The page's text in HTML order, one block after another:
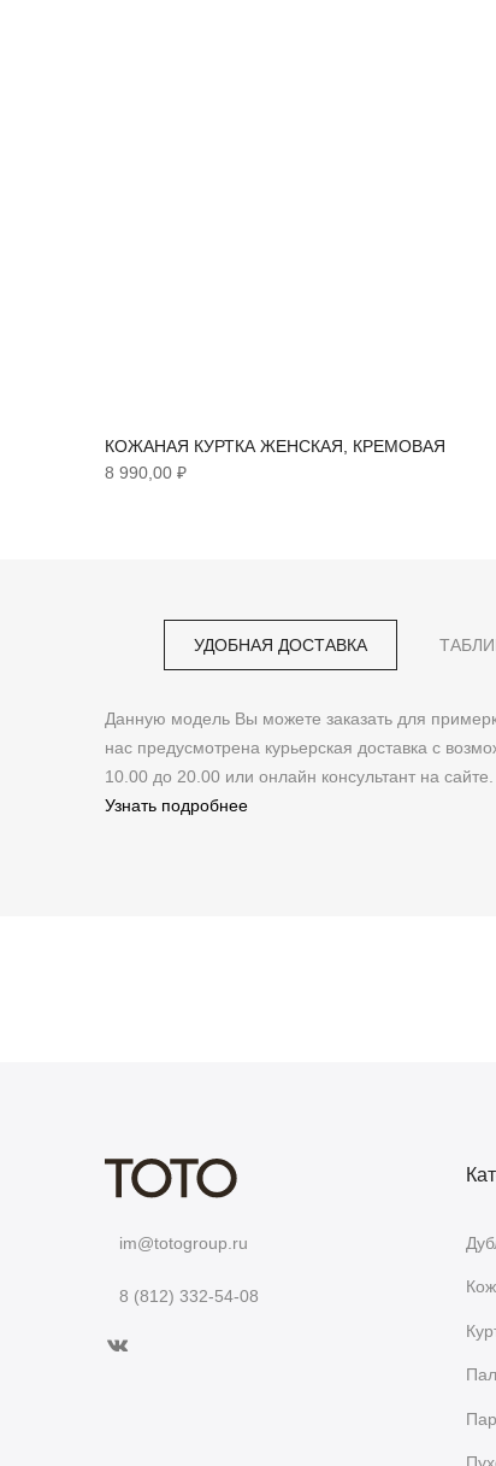
КОЖАНАЯ КУРТКА ЖЕНСКАЯ, КРЕМОВАЯ
8 990,00 ₽
УДОБНАЯ ДОСТАВКА
Данную модель Вы можете заказать для
нас предусмотрена курьерская доставка с
10.00 до 20.00 или онлайн консультант на сайте.
Узнать подробнее
im@totogroup.ru
8 (812) 332-54-08